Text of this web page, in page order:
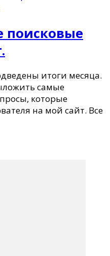
поисковые
итоги месяца.
самые
которые
на мой сайт. Все